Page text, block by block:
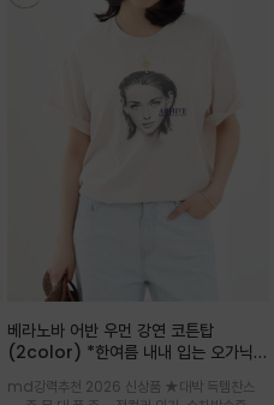
베라노바 어반 우먼 강연 코튼탑
(2color) *한여름 내내 입는 오가닉
워크 (Line Work) & 스케치/감각적
md강력추천 2026 신상품 ★대박 득템찬스